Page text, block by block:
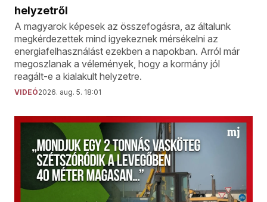
helyzetről
A magyarok képesek az összefogásra, az általunk
megkérdezettek mind igyekeznek mérsékelni az
energiafelhasználást ezekben a napokban. Arról már
megoszlanak a vélemények, hogy a kormány jól
reagált-e a kialakult helyzetre.
VIDEÓ2026. aug. 5. 18:01